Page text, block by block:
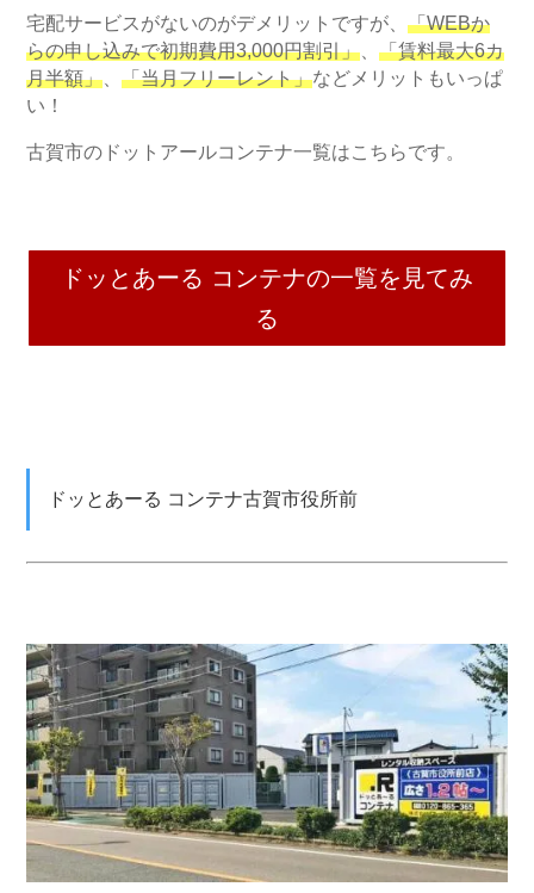
宅配サービスがないのがデメリットですが、「WEBか
らの申し込みで初期費用3,000円割引」 、「賃料最大6カ
月半額」 、「当月フリーレント」などメリットもいっぱ
い！
古賀市のドットアールコンテナ一覧はこちらです。
ドッとあーる コンテナの一覧を見てみ
る
ドッとあーる コンテナ古賀市役所前